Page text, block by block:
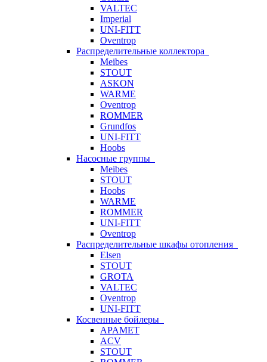
VALTEC
Imperial
UNI-FITT
Oventrop
Распределительные коллектора
Meibes
STOUT
ASKON
WARME
Oventrop
ROMMER
Grundfos
UNI-FITT
Hoobs
Насосные группы
Meibes
STOUT
Hoobs
WARME
ROMMER
UNI-FITT
Oventrop
Распределительные шкафы отопления
Elsen
STOUT
GROTA
VALTEC
Oventrop
UNI-FITT
Косвенные бойлеры
APAMET
ACV
STOUT